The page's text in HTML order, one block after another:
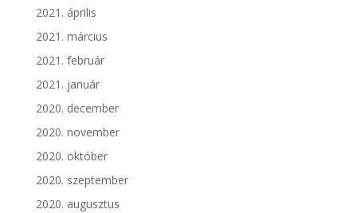
2021. április
2021. március
2021. február
2021. január
2020. december
2020. november
2020. október
2020. szeptember
2020. augusztus